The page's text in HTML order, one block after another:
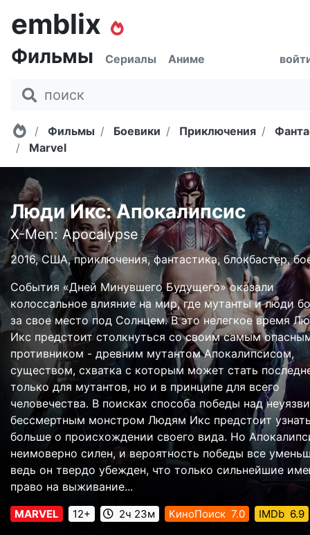
emblix
Фильмы Сериалы Аниме
Главная
Фильмы Боевики Приключения
Marvel
Люди Икс: Апокалипсис
X-Men: Apocalypse
2016, США, приключения, фантастика, блокбастер,
События «Дней Минувшего Будущего» оказали
колоссальное влияние на мир, где мутанты и люди
за свое место под Солнцем. В это нелегкое время
Икс предстоит столкнуться со своим самым
противником - древним мутантом Апокалипсисом,
существом, схватка с которым может стать
только для мутантов, но и в принципе для всего
человечества. В поисках способа победы над
бессмертным монстром Людям Икс предстоит
больше о происхождении своего вида. Но
неимоверно силен, и вероятность победы все
ведь он твердо убежден, что только сильнейшие
право на выживание...
MARVEL 12+ 2ч 23м КиноПоиск 7.0 IMDb 6.9